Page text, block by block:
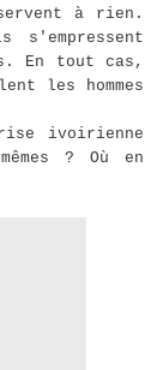
à rien.
s'empressent
En tout cas,
les hommes
ivoirienne
? Où en